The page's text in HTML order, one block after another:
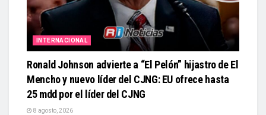
INTERNACIONAL
Ronald Johnson advierte a “El Pelón” hijastro de El
Mencho y nuevo líder del CJNG: EU ofrece hasta
25 mdd por el líder del CJNG
8 agosto, 2026